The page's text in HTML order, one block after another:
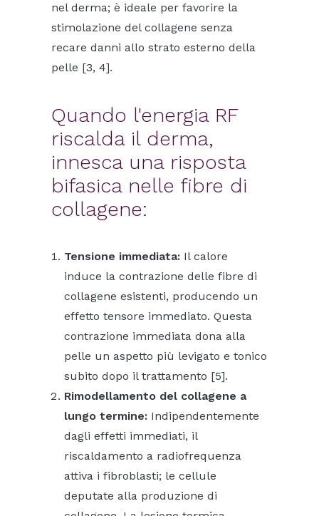
nel derma; è ideale per favorire la
stimolazione del collagene senza
recare danni allo strato esterno della
pelle [3, 4].
Quando l'energia RF
riscalda il derma,
innesca una risposta
bifasica nelle fibre di
collagene:
Tensione immediata: Il calore
induce la contrazione delle fibre di
collagene esistenti, producendo un
effetto tensore immediato. Questa
contrazione immediata dona alla
pelle un aspetto più levigato e tonico
subito dopo il trattamento [5].
Rimodellamento del collagene a
lungo termine: Indipendentemente
dagli effetti immediati, il
riscaldamento a radiofrequenza
attiva i fibroblasti; le cellule
deputate alla produzione di